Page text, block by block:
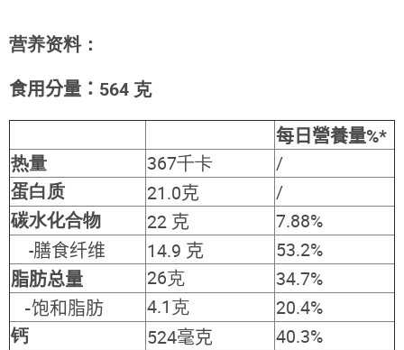
营养资料：
食用分量： 564 克
每日營養量%*
热量
367千卡
/
蛋白质
21.0克
/
碳水化合物
22 克
7.88%
-膳食纤维
14.9 克
53.2%
脂肪总量
26克
34.7%
-饱和脂肪 4.1克
20.4%
钙
524毫克
40.3%